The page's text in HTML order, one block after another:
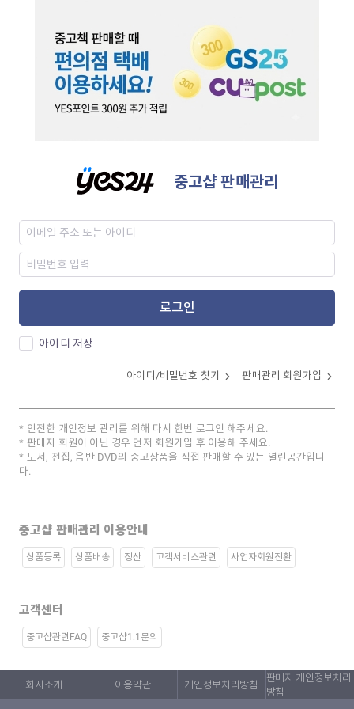
중고샵 판매관리
로그인
아이디 저장
아이디/비밀번호 찾기 판매관리 회원가입
안전한 개인정보 관리를 위해 다시 한번 로그인 해주세요.
판매자 회원이 아닌 경우 먼저 회원가입 후 이용해 주세요.
도서, 전집, 음반 DVD의 중고상품을 직접 판매할 수 있는 열린공간입니
다.
중고샵 판매관리 이용안내
상품등록 상품배송 정산 고객서비스관련 사업자회원전환
고객센터
중고샵관련FAQ 중고샵1:1문의
회사소개 이용약관 개인정보처리방침
판매자 개인정보처리
방침